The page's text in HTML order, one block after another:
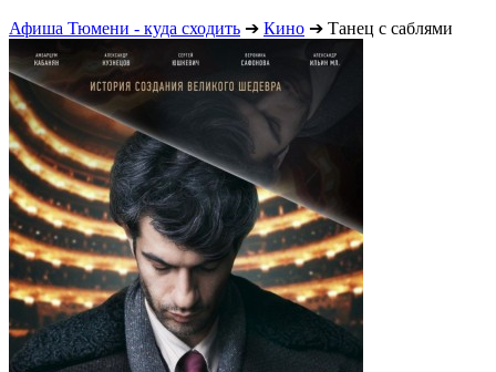
Афиша Тюмени - куда сходить ➔ Кино ➔ Танец с саблями